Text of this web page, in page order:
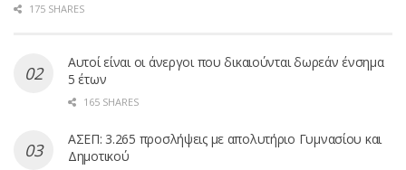
175 SHARES
Αυτοί είναι οι άνεργοι που δικαιούνται δωρεάν ένσημα
5 έτων
165 SHARES
ΑΣΕΠ: 3.265 προσλήψεις με απολυτήριο Γυμνασίου και
Δημοτικού